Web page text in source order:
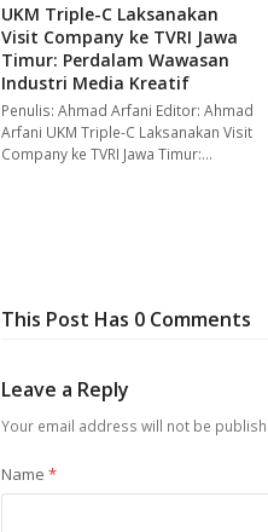
UKM Triple-C Laksanakan
Visit Company ke TVRI Jawa
Timur: Perdalam Wawasan
Industri Media Kreatif
Penulis: Ahmad Arfani Editor: Ahmad
Arfani UKM Triple-C Laksanakan Visit
Company ke TVRI Jawa Timur:…
This Post Has 0 Comments
Leave a Reply
Your email address will not be
Name *